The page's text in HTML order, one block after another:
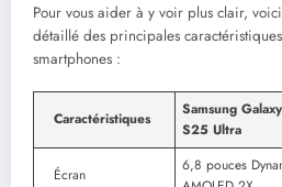
Pour vous aider à y voir plus clair,
détaillé des principales
smartphones :
Caractéristiques
Samsung Galaxy
S25 Ultra
Écran
6,8 pouces